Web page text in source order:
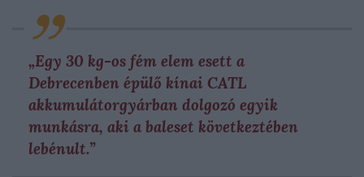
„Egy 30 kg-os fém elem esett a
Debrecenben épülő kínai CATL
akkumulátorgyárban dolgozó egyik
munkásra, aki a baleset következtében
lebénult.”